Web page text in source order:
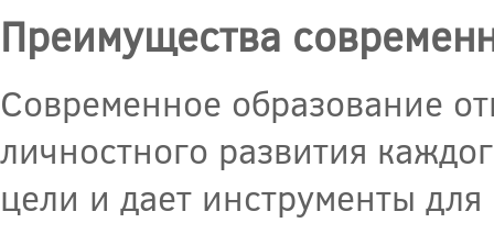
Преимущества
Современное образование
личностного развития
цели и дает инструменты